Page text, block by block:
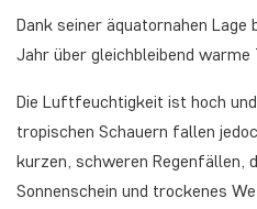
Dank seiner äquatornahen Lage
Jahr über gleichbleibend warme
Die Luftfeuchtigkeit ist hoch
tropischen Schauern fallen
kurzen, schweren Regenfällen,
Sonnenschein und trockenes